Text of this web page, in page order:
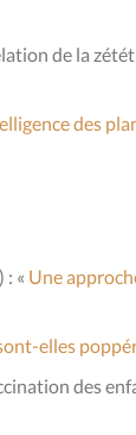
de la
des
« Une
elles
des